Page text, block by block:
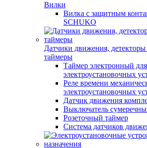
Вилки
Вилка с защитным
SCHUKO
Датчики движения,
таймеры
Таймер электронный для
электроустановочных
Реле времени
электроустановочных
Датчик движения
Выключатель
Розеточный таймер
Система датчиков